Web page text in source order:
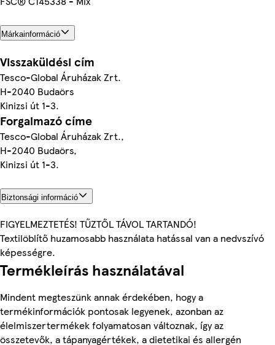
Márkainformáció
Visszaküldési cím
Tesco-Global Áruházak Zrt.
H-2040 Budaörs
Kinizsi út 1-3.
Forgalmazó címe
Tesco-Global Áruházak Zrt.,
H-2040 Budaörs,
Kinizsi út 1-3.
Biztonsági információ
FIGYELMEZTETÉS! TŰZTŐL TÁVOL TARTANDÓ!
Textilöblítő huzamosabb használata hatással van a nedvszívó
képességre.
Termékleírás használatával
Mindent megteszünk annak érdekében, hogy a
termékinformációk pontosak legyenek, azonban az
élelmiszertermékek folyamatosan változnak, így az
összetevők, a tápanyagértékek, a dietetikai és allergén